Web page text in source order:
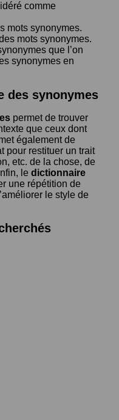
comme
mots synonymes.
mots synonymes.
que l’on
synonymes en
des synonymes
permet de trouver
que ceux dont
également de
pour restituer un trait
etc. de la chose, de
le dictionnaire
une répétition de
le style de